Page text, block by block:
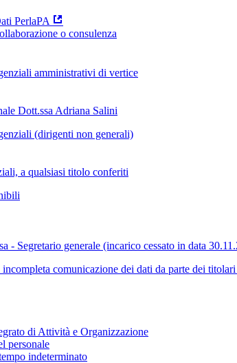
PerlaPA
o consulenza
amministrativi di vertice
Dott.ssa Adriana Salini
(dirigenti non generali)
a qualsiasi titolo conferiti
- Segretario generale (incarico cessato in data
incompleta comunicazione dei dati da parte dei
di Attività e Organizzazione
personale
indeterminato